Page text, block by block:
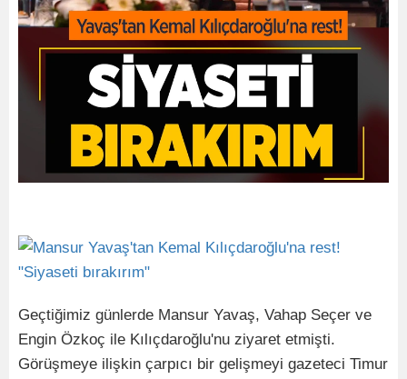
Geçtiğimiz günlerde Mansur Yavaş, Vahap Seçer ve
Engin Özkoç ile Kılıçdaroğlu'nu ziyaret etmişti.
Görüşmeye ilişkin çarpıcı bir gelişmeyi gazeteci Timur